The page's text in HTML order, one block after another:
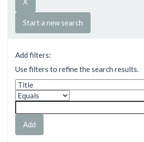
Start a new search
Add filters:
Use filters to refine the search results.